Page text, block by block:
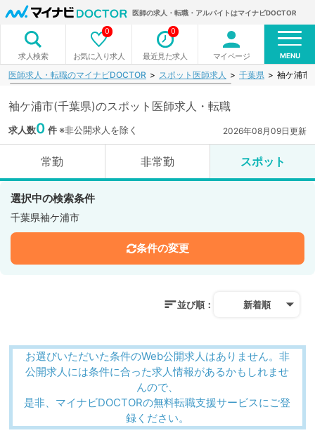
医師の求人・転職・アルバイトはマイナビDOCTOR
求人検索 お気に入り求人
0
最近見た求人
0
マイページ MENU
医師求人・転職のマイナビDOCTOR スポット医師求人 千葉県 袖ケ浦市
袖ケ浦市(千葉県)のスポット医師求人・転職
求人数0 件※非公開求人を除く 2026年08月09日更新
常勤 非常勤 スポット
選択中の検索条件
千葉県袖ケ浦市
条件の変更
並び順： 新着順
お選びいただいた条件のWeb公開求人はありません。非
公開求人には条件に合った求人情報があるかもしれませ
んので、
是非、マイナビDOCTORの無料転職支援サービスにご登
録ください。